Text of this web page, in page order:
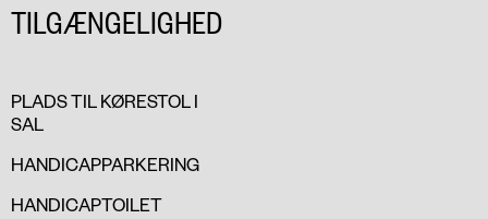
TILGÆNGELIGHED
PLADS TIL KØRESTOL I
SAL
HANDICAPPARKERING
HANDICAPTOILET